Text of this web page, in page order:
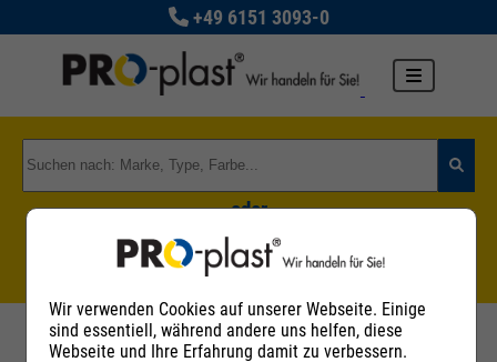
+49 6151 3093-0
oder
Zu den Rohstoffgruppen
Wir verwenden Cookies auf unserer Webseite. Einige
sind essentiell, während andere uns helfen, diese
Webseite und Ihre Erfahrung damit zu verbessern.